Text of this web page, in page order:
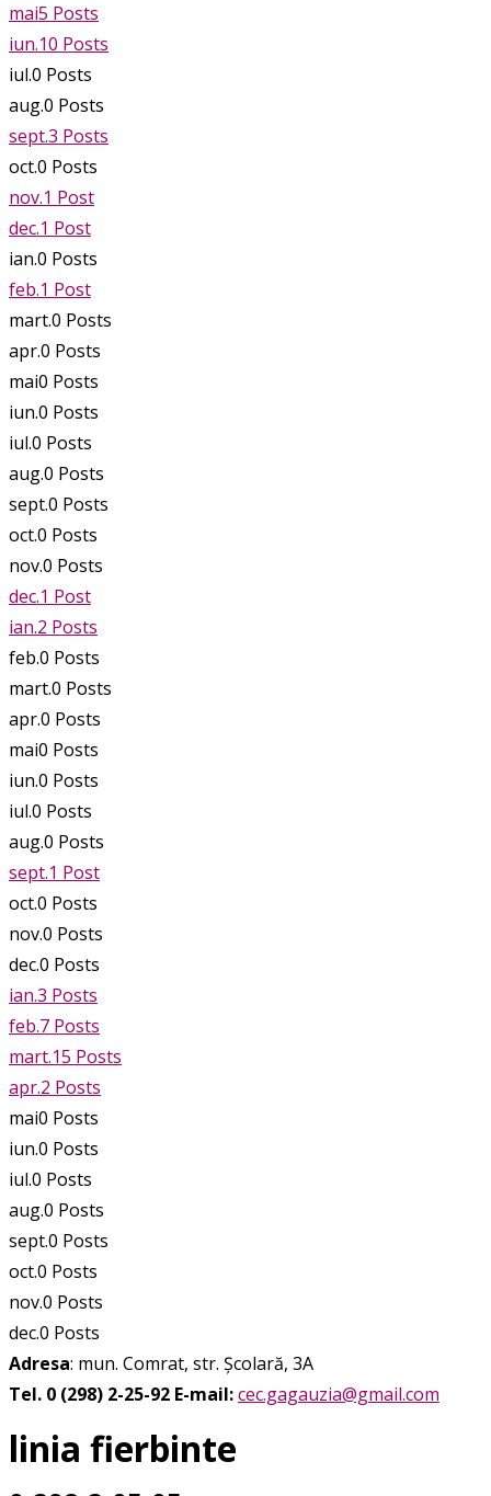
mai5 Posts
iun.10 Posts
iul.0 Posts
aug.0 Posts
sept.3 Posts
oct.0 Posts
nov.1 Post
dec.1 Post
ian.0 Posts
feb.1 Post
mart.0 Posts
apr.0 Posts
mai0 Posts
iun.0 Posts
iul.0 Posts
aug.0 Posts
sept.0 Posts
oct.0 Posts
nov.0 Posts
dec.1 Post
ian.2 Posts
feb.0 Posts
mart.0 Posts
apr.0 Posts
mai0 Posts
iun.0 Posts
iul.0 Posts
aug.0 Posts
sept.1 Post
oct.0 Posts
nov.0 Posts
dec.0 Posts
ian.3 Posts
feb.7 Posts
mart.15 Posts
apr.2 Posts
mai0 Posts
iun.0 Posts
iul.0 Posts
aug.0 Posts
sept.0 Posts
oct.0 Posts
nov.0 Posts
dec.0 Posts
Adresa: mun. Comrat, str. Școlară, 3A
Tel. 0 (298) 2-25-92 E-mail:cec.gagauzia@gmail.com
linia fierbinte